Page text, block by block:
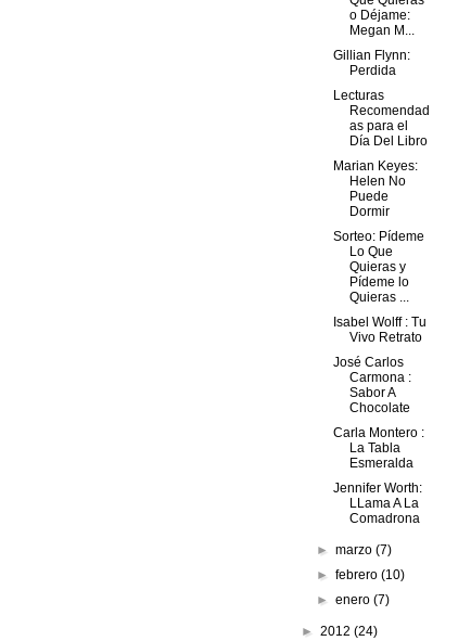
o Déjame:
Megan M...
Gillian Flynn:
Perdida
Lecturas
Recomendad
as para el
Día Del Libro
Marian Keyes:
Helen No
Puede
Dormir
Sorteo: Pídeme
Lo Que
Quieras y
Pídeme lo
Quieras ...
Isabel Wolff : Tu
Vivo Retrato
José Carlos
Carmona :
Sabor A
Chocolate
Carla Montero :
La Tabla
Esmeralda
Jennifer Worth:
LLama A La
Comadrona
►marzo(7)
►febrero(10)
►enero(7)
► 2012 (24)